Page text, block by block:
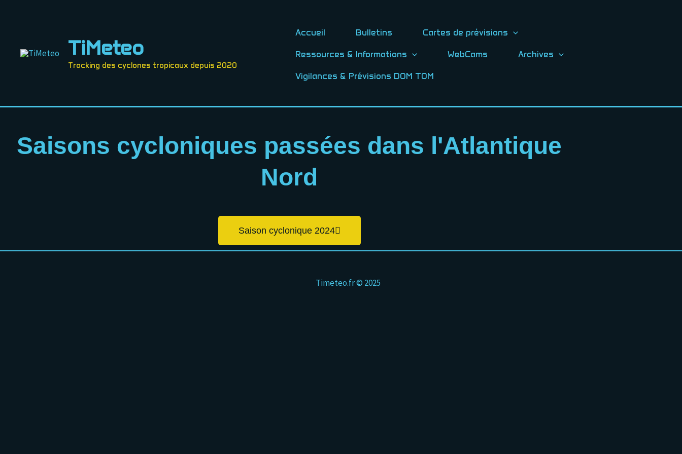
TiMeteo
Tracking des cyclones tropicaux depuis 2020
Accueil Bulletins Cartes de prévisions
Ressources & Informations WebCams Archives
Vigilances & Prévisions DOM TOM
Saisons cycloniques passées dans l'Atlantique
Nord
Saison cyclonique 2024
Timeteo.fr © 2025